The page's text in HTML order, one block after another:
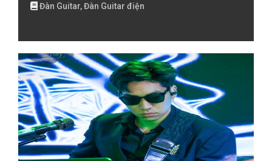
Đàn Guitar, Đàn Guitar điện